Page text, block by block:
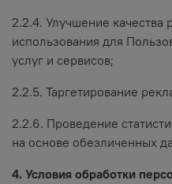
2.2.4. Улучшение качества
использования для
услуг и сервисов;
2.2.5. Таргетирование
2.2.6. Проведение
на основе обезличенных
4. Условия обработки